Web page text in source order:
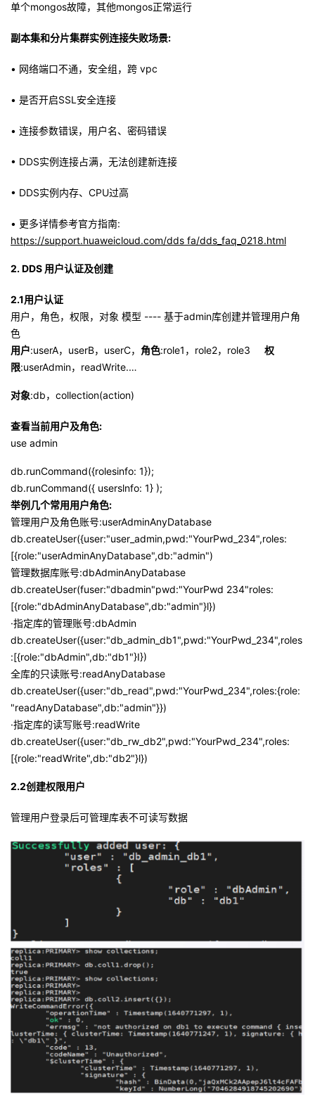
单个mongos故障，其他mongos正常运行
副本集和分片集群实例连接失败场景:
• 网络端口不通，安全组，跨 vpc
• 是否开启SSL安全连接
• 连接参数错误，用户名、密码错误
• DDS实例连接占满，无法创建新连接
• DDS实例内存、CPU过高
• 更多详情参考官方指南:
https://support.huaweicloud.com/dds fa/dds_faq_0218.html
2.DDS 用户认证及创建
2.1用户认证
用户，角色，权限，对象 模型 ---- 基于admin库创建并管理用户角
色
用户:userA，userB，userC， 角色:role1，role2，role3 权
限:userAdmin，readWrite.…
对象:db，collection(action)
查看当前用户及角色:
use admin
db.runCommand({rolesinfo: 1});
db.runCommand({ userslnfo: 1} );
举例几个常用用户角色:
管理用户及角色账号:userAdminAnyDatabase
db.createUser({user:"user_admin,pwd:"YourPwd_234",roles:
[{role:"userAdminAnyDatabase",db:"admin")
管理数据库账号:dbAdminAnyDatabase
db.createUser(fuser:"dbadmin"pwd:"YourPwd 234"roles:
[{role:"dbAdminAnyDatabase",db:"admin"}l})
·指定库的管理账号:dbAdmin
db.createUser({user:"db_admin_db1",pwd:"YourPwd_234",roles
:[{role:"dbAdmin",db:"db1"}I})
全库的只读账号:readAnyDatabase
db.createUser({user:"db_read",pwd:"YourPwd_234",roles:{role:
"readAnyDatabase",db:"admin"}})
·指定库的读写账号:readWrite
db.createUser({user:"db_rw_db2",pwd:"YourPwd_234",roles:
[{role:"readWrite",db:"db2"}l})
2.2创建权限用户
管理用户登录后可管理库表不可读写数据